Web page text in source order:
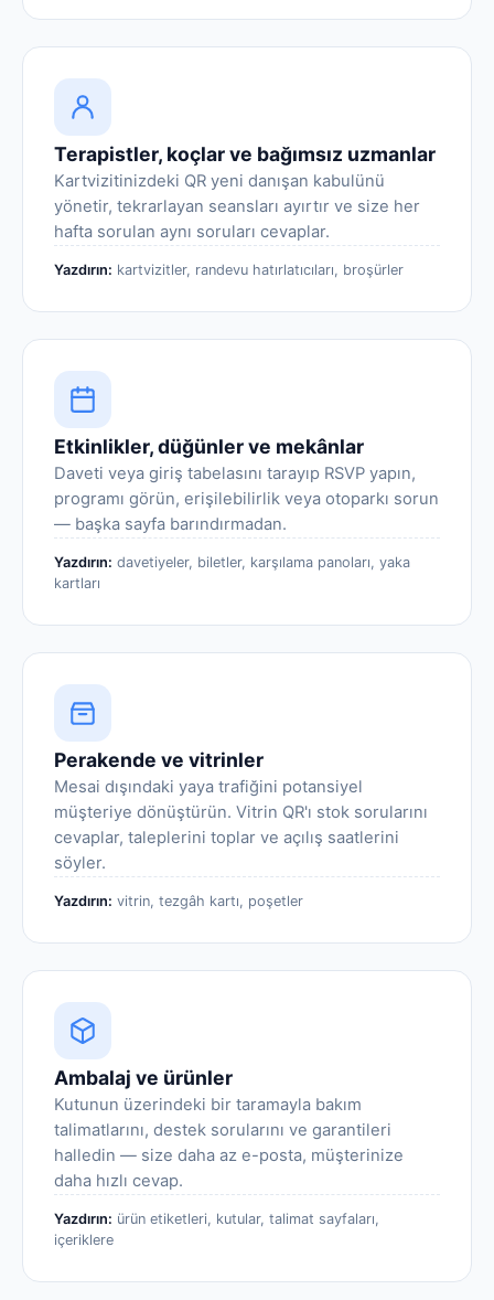
Terapistler, koçlar ve bağımsız uzmanlar
Kartvizitinizdeki QR yeni danışan kabulünü
yönetir, tekrarlayan seansları ayırtır ve size her
hafta sorulan aynı soruları cevaplar.
Yazdırın: kartvizitler, randevu hatırlatıcıları, broşürler
Etkinlikler, düğünler ve mekânlar
Daveti veya giriş tabelasını tarayıp RSVP yapın,
programı görün, erişilebilirlik veya otoparkı sorun
— başka sayfa barındırmadan.
Yazdırın: davetiyeler, biletler, karşılama panoları, yaka
kartları
Perakende ve vitrinler
Mesai dışındaki yaya trafiğini potansiyel
müşteriye dönüştürün. Vitrin QR'ı stok sorularını
cevaplar, taleplerini toplar ve açılış saatlerini
söyler.
Yazdırın: vitrin, tezgâh kartı, poşetler
Ambalaj ve ürünler
Kutunun üzerindeki bir taramayla bakım
talimatlarını, destek sorularını ve garantileri
halledin — size daha az e-posta, müşterinize
daha hızlı cevap.
Yazdırın: ürün etiketleri, kutular, talimat sayfaları,
içeriklere